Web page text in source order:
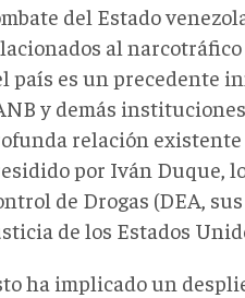
del Estado
al
país es un precedente
y demás
relación existente
por Iván Duque,
de Drogas (DEA,
de los Estados
ha implicado un